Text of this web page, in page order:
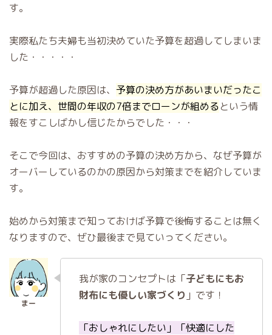
す。
実際私たち夫婦も当初決めていた予算を超過してしまいま
した・・・・・
予算が超過した原因は、 予算の決め方があいまいだったこ
とに加え、世間の年収の7倍までローンが組めるという情
報をすこしばかし信じたからでした・・・
そこで今回は、おすすめの予算の決め方から、なぜ予算が
オーバーしているのかの原因から対策までを紹介していま
す。
始めから対策まで知っておけば予算で後悔することは無く
なりますので、ぜひ最後まで見ていってください。
我が家のコンセプトは「子どもにもお
財布にも優しい家づくり 」です！
「おしゃれにしたい」「快適にした